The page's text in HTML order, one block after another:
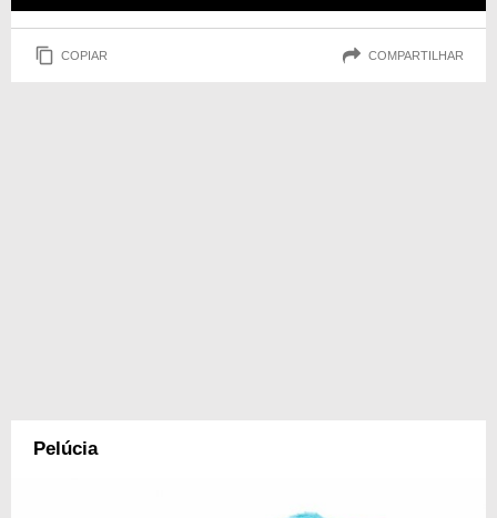
COPIAR COMPARTILHAR
Pelúcia